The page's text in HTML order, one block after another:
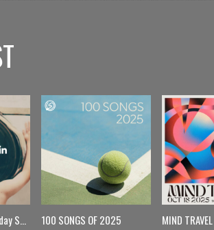
【月曜更新】Monday Spin 100 SONGS OF 2025 MIND TRAVEL